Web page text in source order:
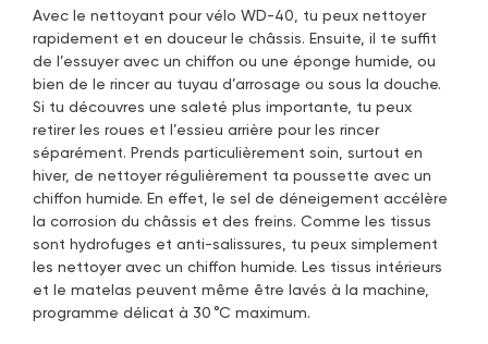
Avec le nettoyant pour vélo WD-40, tu peux nettoyer
rapidement et en douceur le châssis. Ensuite, il te suffit
de l’essuyer avec un chiffon ou une éponge humide, ou
bien de le rincer au tuyau d’arrosage ou sous la douche.
Si tu découvres une saleté plus importante, tu peux
retirer les roues et l’essieu arrière pour les rincer
séparément. Prends particulièrement soin, surtout en
hiver, de nettoyer régulièrement ta poussette avec un
chiffon humide. En effet, le sel de déneigement accélère
la corrosion du châssis et des freins. Comme les tissus
sont hydrofuges et anti-salissures, tu peux simplement
les nettoyer avec un chiffon humide. Les tissus intérieurs
et le matelas peuvent même être lavés à la machine,
programme délicat à 30 °C maximum.